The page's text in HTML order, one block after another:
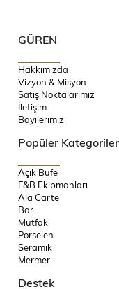
GÜREN
Hakkımızda
Vizyon & Misyon
Satış Noktalarımız
İletişim
Bayilerimiz
Popüler Kategoriler
Açık Büfe
F&B Ekipmanları
Ala Carte
Bar
Mutfak
Porselen
Seramik
Mermer
Destek